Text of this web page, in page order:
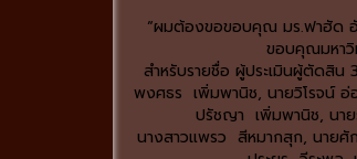
“ผมต้องขอขอบคุณ มร.ฟาฮัด อั
ขอบคุณมหาวิ
สำหรับรายชื่อ ผู้ประเมินผู้ตัดสิน
พงศธร เพิ่มพานิช, นายวิโรจน์
ปรัชญา เพิ่มพานิช, นา
นางสาวแพรว สีหมากสุก, นาย